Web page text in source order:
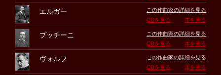
エルガー
この作曲家の詳細を見る
CDを見る
本を見る
プッチーニ
この作曲家の詳細を見る
CDを見る
本を見る
ヴォルフ
この作曲家の詳細を見る
CDを見る
本を見る